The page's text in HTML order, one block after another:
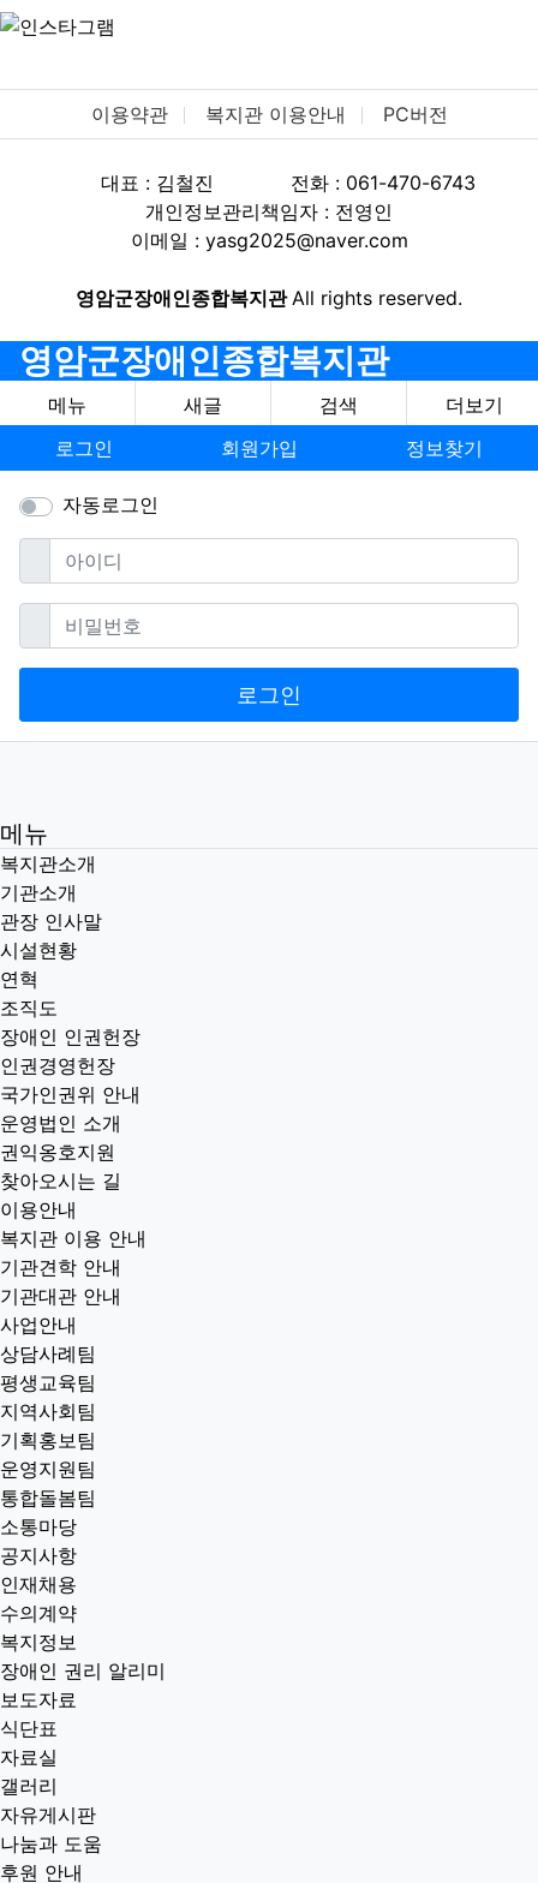
이용약관 복지관 이용안내 PC버전
대표 : 김철진
전화 : 061-470-6743
개인정보관리책임자 : 전영인
이메일 : yasg2025@naver.com
영암군장애인종합복지관All rights reserved.
영암군장애인종합복지관
메뉴 새글 검색
더보기
로그인
회원가입 정보찾기
자동로그인
아이디필수
비밀번호필수
로그인
메뉴
복지관소개
기관소개
관장 인사말
시설현황
연혁
조직도
장애인 인권헌장
인권경영헌장
국가인권위 안내
운영법인 소개
권익옹호지원
찾아오시는 길
이용안내
복지관 이용 안내
기관견학 안내
기관대관 안내
사업안내
상담사례팀
평생교육팀
지역사회팀
기획홍보팀
운영지원팀
통합돌봄팀
소통마당
공지사항
인재채용
수의계약
복지정보
장애인 권리 알리미
보도자료
식단표
자료실
갤러리
자유게시판
나눔과 도움
후원 안내